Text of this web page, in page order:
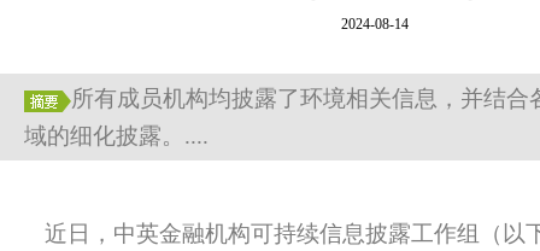
2024-08-14
所有成员机构均披露了环境相关信息，并结合
域的细化披露。....
近日，中英金融机构可持续信息披露工作组（以